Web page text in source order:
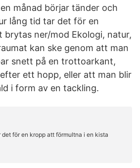
månad börjar tänder och
lång tid tar det för en
brytas ner/mod Ekologi, natur,
kan ske genom att man
snett på en trottoarkant,
ett hopp, eller att man blir
i form av en tackling.